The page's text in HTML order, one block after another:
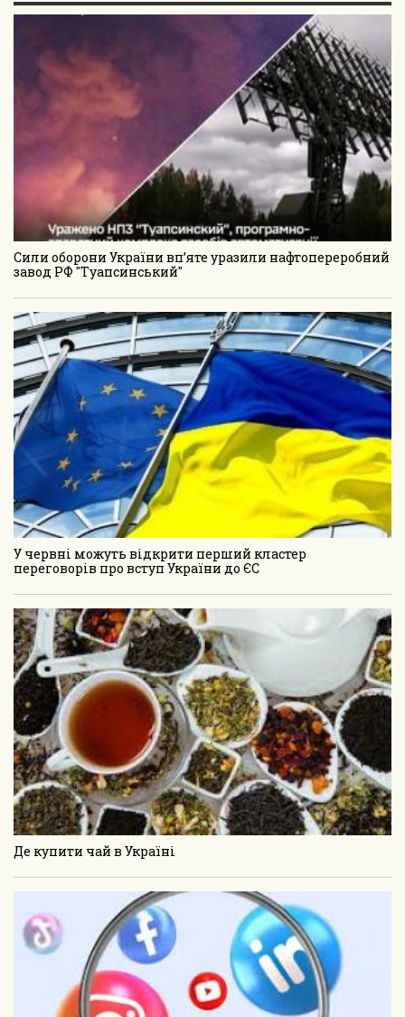
Сили оборони України вп’яте уразили нафтопереробний
завод РФ "Туапсинський"
У червні можуть відкрити перший кластер
переговорів про вступ України до ЄС
Де купити чай в Україні